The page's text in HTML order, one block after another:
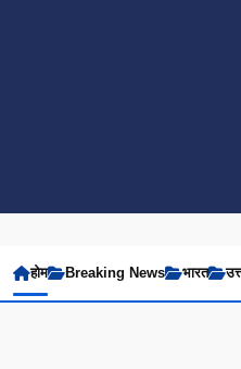
होम Breaking News भारत